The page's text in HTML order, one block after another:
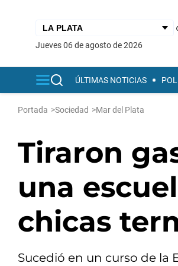
jueves 06 de agosto de 2026
ÚLTIMAS NOTICIAS
Portada >Sociedad >Mar del Plata
Tiraron
una
chicas
Sucedió en un curso de la